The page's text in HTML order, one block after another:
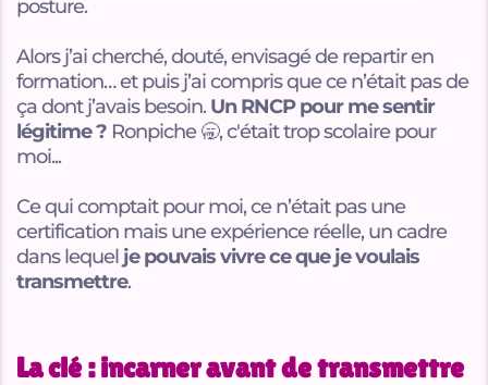
posture.
Alors j’ai cherché, douté, envisagé de repartir en
formation… et puis j’ai compris que ce n’était pas de
ça dont j’avais besoin. Un RNCP pour me sentir
légitime ? Ronpiche 🥱, c'était trop scolaire pour
moi...
Ce qui comptait pour moi, ce n’était pas une
certification mais une expérience réelle, un cadre
dans lequel je pouvais vivre ce que je voulais
transmettre.
La clé : incarner avant de transmettre